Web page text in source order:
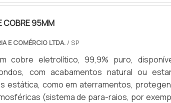
estanhado), Formato (chata ou
com dimensões (Largura, Espessura,
(Revenda ou Consumo).
COBRE 95MM
E COMÉRCIO LTDA./ SP
cobre eletrolítico, 99,9% puro,
com acabamentos natural ou
estática, como em aterramentos,
(sistema de para-raios, por